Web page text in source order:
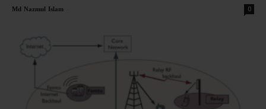
Md Nazmul Islam 0